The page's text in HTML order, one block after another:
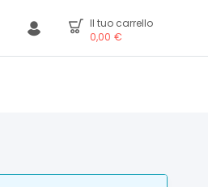
Il tuo carrello
0,00 €